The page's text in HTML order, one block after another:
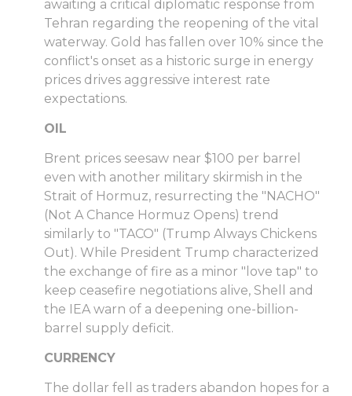
awaiting a critical diplomatic response from
Tehran regarding the reopening of the vital
waterway. Gold has fallen over 10% since the
conflict's onset as a historic surge in energy
prices drives aggressive interest rate
expectations.
OIL
Brent prices seesaw near $100 per barrel
even with another military skirmish in the
Strait of Hormuz, resurrecting the "NACHO"
(Not A Chance Hormuz Opens) trend
similarly to "TACO" (Trump Always Chickens
Out). While President Trump characterized
the exchange of fire as a minor "love tap" to
keep ceasefire negotiations alive, Shell and
the IEA warn of a deepening one-billion-
barrel supply deficit.
CURRENCY
The dollar fell as traders abandon hopes for a